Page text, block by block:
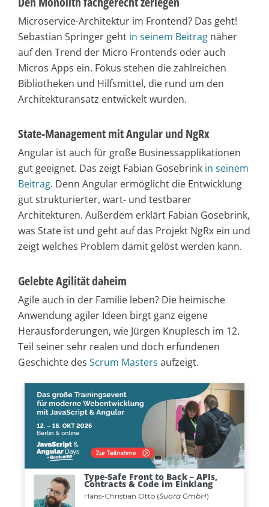
Microservice-Architektur im Frontend? Das geht!
Sebastian Springer geht in seinem Beitrag näher
auf den Trend der Micro Frontends oder auch
Micros Apps ein. Fokus stehen die zahlreichen
Bibliotheken und Hilfsmittel, die rund um den
Architekturansatz entwickelt wurden.
State-Management mit Angular und NgRx
Angular ist auch für große Businessapplikationen
gut geeignet. Das zeigt Fabian Gosebrink in seinem
Beitrag. Denn Angular ermöglicht die Entwicklung
gut strukturierter, wart- und testbarer
Architekturen. Außerdem erklärt Fabian Gosebrink,
was State ist und geht auf das Projekt NgRx ein und
zeigt welches Problem damit gelöst werden kann.
Gelebte Agilität daheim
Agile auch in der Familie leben? Die heimische
Anwendung agiler Ideen birgt ganz eigene
Herausforderungen, wie Jürgen Knuplesch im 12.
Teil seiner sehr realen und doch erfundenen
Geschichte des Scrum Masters aufzeigt.